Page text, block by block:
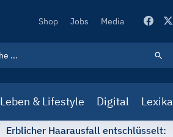
Secondary
Shop Jobs Media
Leben & Lifestyle Digital Lexika
Erblicher Haarausfall entschlüsselt: